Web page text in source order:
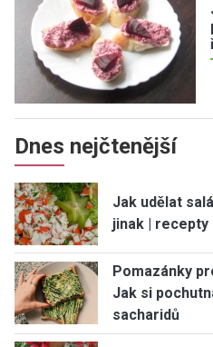
Dnes nejčtenější
Jak udělat
jinak | recepty
Pomazánky
Jak si
sacharidů